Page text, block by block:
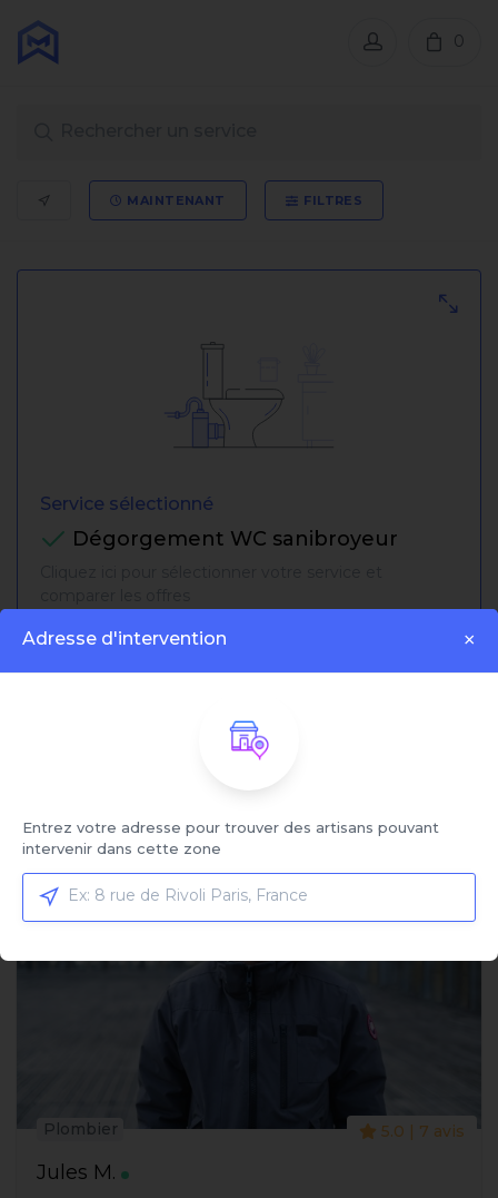
Adresse d'intervention ×
Entrez votre adresse pour trouver des artisans pouvant
intervenir dans cette zone
0
MAINTENANT FILTRES
Service sélectionné
Dégorgement WC sanibroyeur
Jules M.
Plombier 5.0 | 7 avis